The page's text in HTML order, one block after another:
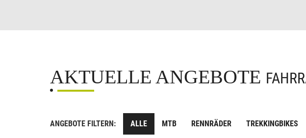
AKTUELLE ANGEBOTE
ANGEBOTE FILTERN: ALLE MTB RENNRÄDER TREKKINGBIKES